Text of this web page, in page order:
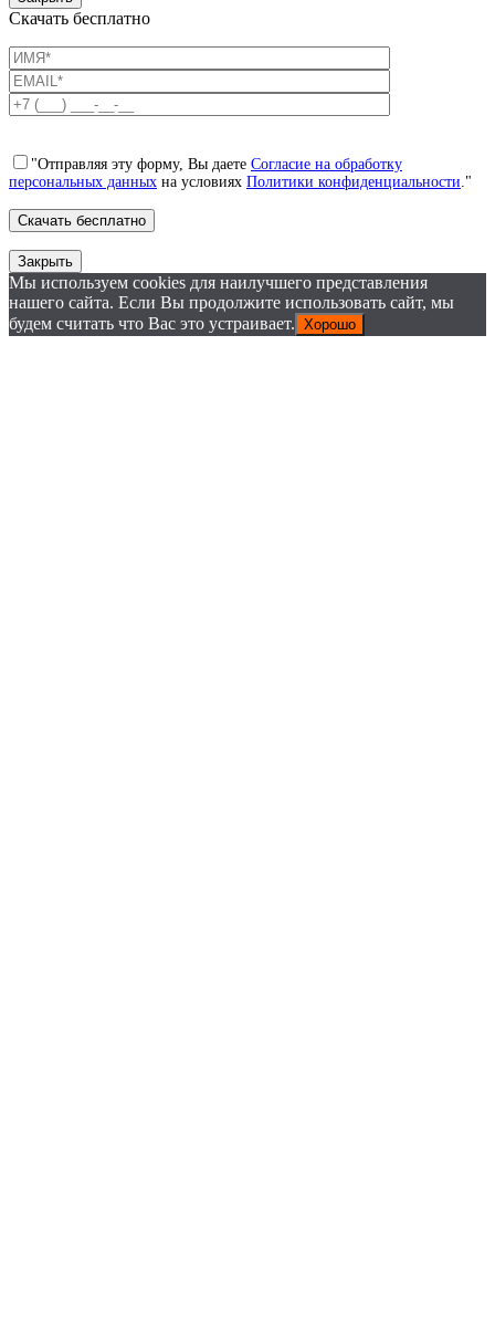
Скачать бесплатно
"Отправляя эту форму, Вы даете Согласие на обработку
персональных данных на условиях Политики конфиденциальности."
Закрыть
Мы используем cookies для наилучшего представления
нашего сайта. Если Вы продолжите использовать сайт, мы
будем считать что Вас это устраивает. Хорошо